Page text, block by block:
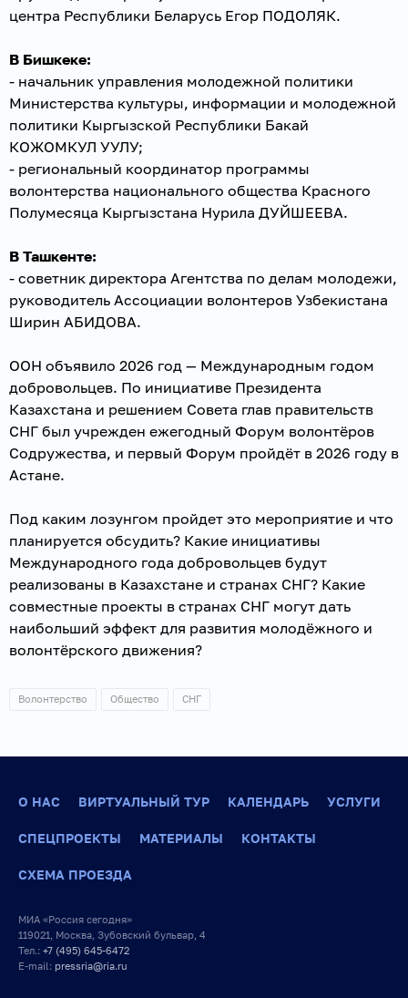
центра Республики Беларусь Егор ПОДОЛЯК.
В Бишкеке:
- начальник управления молодежной политики
Министерства культуры, информации и молодежной
политики Кыргызской Республики Бакай
КОЖОМКУЛ УУЛУ;
- региональный координатор программы
волонтерства национального общества Красного
Полумесяца Кыргызстана Нурила ДУЙШЕЕВА.
В Ташкенте:
- советник директора Агентства по делам молодежи,
руководитель Ассоциации волонтеров Узбекистана
Ширин АБИДОВА.
ООН объявило 2026 год — Международным годом
добровольцев. По инициативе Президента
Казахстана и решением Совета глав правительств
СНГ был учрежден ежегодный Форум волонтёров
Содружества, и первый Форум пройдёт в 2026 году в
Астане.
Под каким лозунгом пройдет это мероприятие и что
планируется обсудить? Какие инициативы
Международного года добровольцев будут
реализованы в Казахстане и странах СНГ? Какие
совместные проекты в странах СНГ могут дать
наибольший эффект для развития молодёжного и
волонтёрского движения?
Волонтерство Общество СНГ
О НАС ВИРТУАЛЬНЫЙ ТУР КАЛЕНДАРЬ УСЛУГИ
СПЕЦПРОЕКТЫ МАТЕРИАЛЫ КОНТАКТЫ
СХЕМА ПРОЕЗДА
МИА «Россия сегодня»
119021, Москва, Зубовский бульвар, 4
Тел.: +7 (495) 645-6472
E-mail: pressria@ria.ru